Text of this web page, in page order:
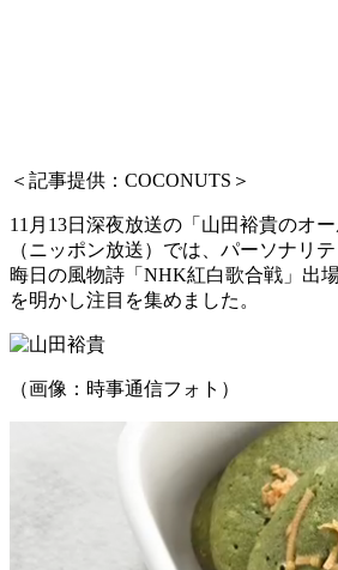
＜記事提供：COCONUTS＞
11月13日深夜放送の「山田裕貴のオ
（ニッポン放送）では、パーソナリ
晦日の風物詩「NHK紅白歌合戦」出
を明かし注目を集めました。
（画像：時事通信フォト）